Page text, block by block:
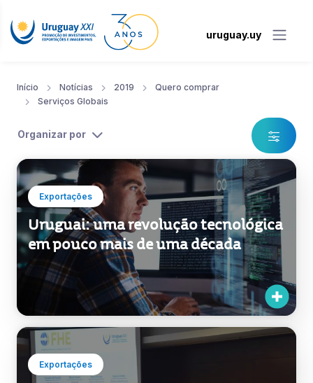
uruguay.uy
Início Notícias 2019
Quero comprar
Serviços Globais
Organizar por
Exportações
Uruguai: uma revolução tecnológica
em pouco mais de uma década
Exportações